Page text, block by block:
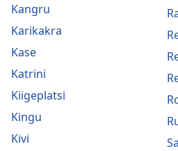
Kangru
Karikakra
Kase
Katrini
Kiigeplatsi
Kingu
Kivi